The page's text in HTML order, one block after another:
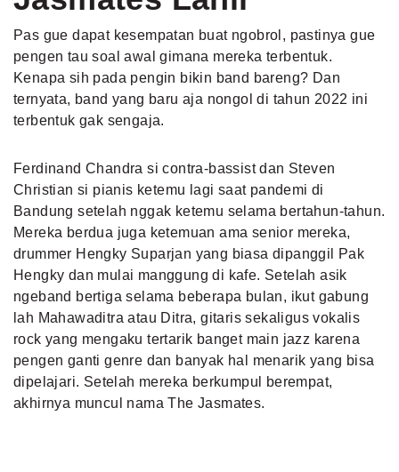
Pas gue dapat kesempatan buat ngobrol, pastinya gue
pengen tau soal awal gimana mereka terbentuk.
Kenapa sih pada pengin bikin band bareng? Dan
ternyata, band yang baru aja nongol di tahun 2022 ini
terbentuk gak sengaja.
Ferdinand Chandra si contra-bassist dan Steven
Christian si pianis ketemu lagi saat pandemi di
Bandung setelah nggak ketemu selama bertahun-tahun.
Mereka berdua juga ketemuan ama senior mereka,
drummer Hengky Suparjan yang biasa dipanggil Pak
Hengky dan mulai manggung di kafe. Setelah asik
ngeband bertiga selama beberapa bulan, ikut gabung
lah Mahawaditra atau Ditra, gitaris sekaligus vokalis
rock yang mengaku tertarik banget main jazz karena
pengen ganti genre dan banyak hal menarik yang bisa
dipelajari. Setelah mereka berkumpul berempat,
akhirnya muncul nama The Jasmates.